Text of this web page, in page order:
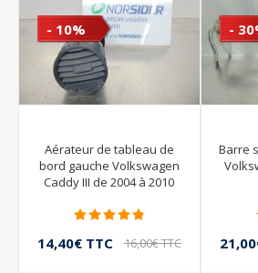
- 10%
Aérateur de tableau de
bord gauche Volkswagen
Caddy III de 2004 à 2010
14,40€ TTC 16,00€ TTC
-
Barre